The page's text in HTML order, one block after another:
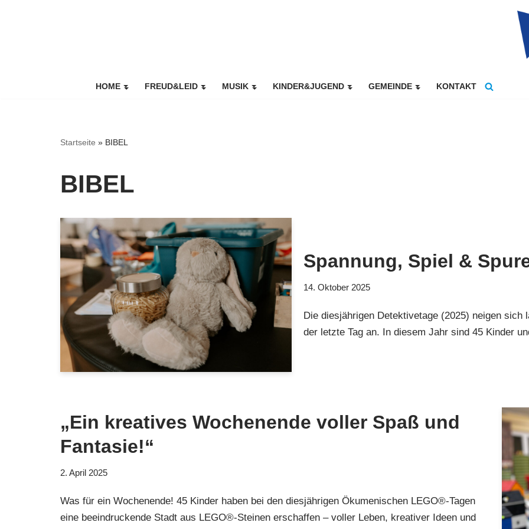
HOME FREUD&LEID MUSIK KINDER&JUGEND GEMEINDE KONTAKT
Startseite » BIBEL
BIBEL
Spannung, Spiel &
14. Oktober 2025
Die diesjährigen Detektivetage (2025) neigen
der letzte Tag an. In diesem Jahr sind 45 Kinder
„Ein kreatives Wochenende voller Spaß und
Fantasie!“
2. April 2025
Was für ein Wochenende! 45 Kinder haben bei den diesjährigen Ökumenischen LEGO®-Tagen
eine beeindruckende Stadt aus LEGO®-Steinen erschaffen – voller Leben, kreativer Ideen und